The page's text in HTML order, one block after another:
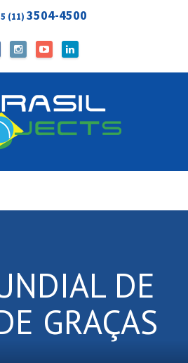
(11) 3504-4500
DE
GRAÇAS